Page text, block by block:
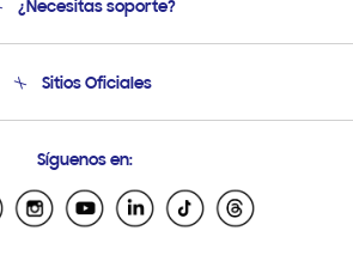
Soporte
¿Necesitas soporte?
Soporte vía eMail
Sitios Oficiales
Samsung Ecuador
Samsung El Salvador
Síguenos en: